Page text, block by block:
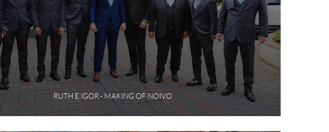
RUTH E IGOR - MAKING OF NOIVO